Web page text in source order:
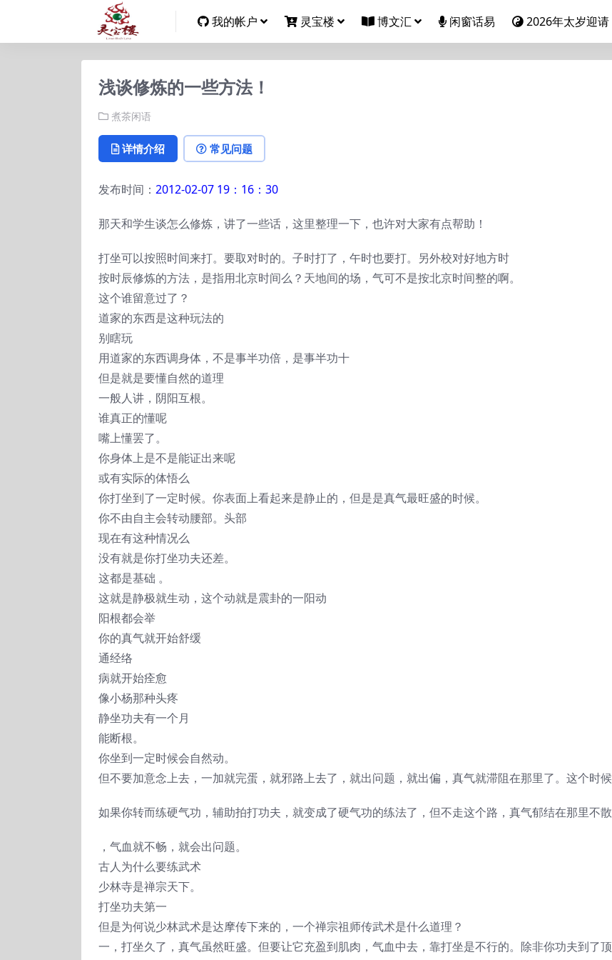
我的帐户 灵宝楼 博文汇 闲窗话易 2026年太岁迎请
浅谈修炼的一些方法！
煮茶闲语
详情介绍 常见问题
发布时间： 2012-02-07 19：16：30
那天和学生谈怎么修炼，讲了一些话，这里整理一下，也许对大家有点帮助！
打坐可以按照时间来打。要取对时的。子时打了，午时也要打。另外校对好地方时
按时辰修炼的方法，是指用北京时间么？天地间的场，气可不是按北京时间整的啊。
这个谁留意过了？
道家的东西是这种玩法的
别瞎玩
用道家的东西调身体，不是事半功倍，是事半功十
但是就是要懂自然的道理
一般人讲，阴阳互根。
谁真正的懂呢
嘴上懂罢了。
你身体上是不是能证出来呢
或有实际的体悟么
你打坐到了一定时候。你表面上看起来是静止的，但是是真气最旺盛的时候。
你不由自主会转动腰部。头部
现在有这种情况么
没有就是你打坐功夫还差。
这都是基础 。
这就是静极就生动，这个动就是震卦的一阳动
阳根都会举
你的真气就开始舒缓
通经络
病就开始痊愈
像小杨那种头疼
静坐功夫有一个月
能断根。
你坐到一定时候会自然动。
但不要加意念上去，一加就完蛋，就邪路上去了，就出问题，就出偏，真气就滞阻在那里了。这个时候
如果你转而练硬气功，辅助拍打功夫，就变成了硬气功的练法了，但不走这个路，真气郁结在那里不散
，气血就不畅，就会出问题。
古人为什么要练武术
少林寺是禅宗天下。
打坐功夫第一
但是为何说少林武术是达摩传下来的，一个禅宗祖师传武术是什么道理？
一，打坐久了，真气虽然旺盛。但要让它充盈到肌肉，气血中去，靠打坐是不行的。除非你功夫到了顶